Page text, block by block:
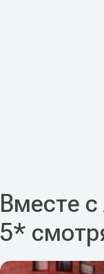
Вместе с
5*